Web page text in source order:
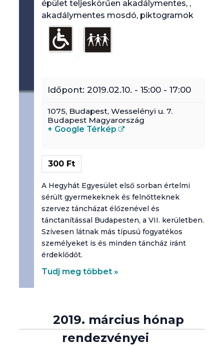
autizmusbarát program
piktogramok
online esemény
szakembereknek szóló program
épület teljeskörűen akadálymentes, ,
akadálymentes mosdó, piktogramok
Időpont: 2019.02.10. - 15:00- 17:00
1075, Budapest, Wesselényi u. 7.
Budapest Magyarország
+ Google Térkép
300 Ft
A Hegyhát Egyesület első sorban értelmi
sérült gyermekeknek és felnőtteknek
szervez táncházat élőzenével és
tánctanítással Budapesten, a VII. kerületben.
Szívesen látnak más típusú fogyatékos
személyeket is és minden táncház iránt
érdeklődőt.
Tudj meg többet »
2019. március hónap
rendezvényei